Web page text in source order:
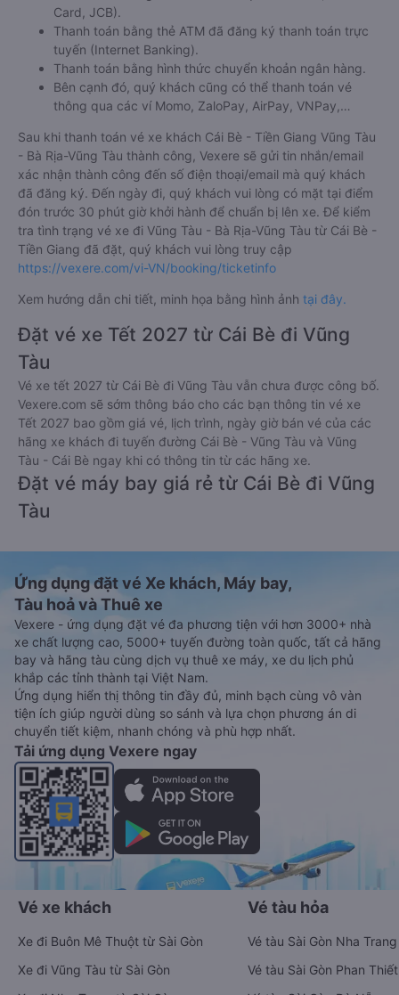
Card, JCB).
Thanh toán bằng thẻ ATM đã đăng ký thanh toán trực
tuyến (Internet Banking).
Thanh toán bằng hình thức chuyển khoản ngân hàng.
Bên cạnh đó, quý khách cũng có thể thanh toán vé
thông qua các ví Momo, ZaloPay, AirPay, VNPay,…
Sau khi thanh toán vé xe khách Cái Bè - Tiền Giang Vũng Tàu
- Bà Rịa-Vũng Tàu thành công, Vexere sẽ gửi tin nhắn/email
xác nhận thành công đến số điện thoại/email mà quý khách
đã đăng ký. Đến ngày đi, quý khách vui lòng có mặt tại điểm
đón trước 30 phút giờ khởi hành để chuẩn bị lên xe. Để kiểm
tra tình trạng vé xe đi Vũng Tàu - Bà Rịa-Vũng Tàu từ Cái Bè -
Tiền Giang đã đặt, quý khách vui lòng truy cập
https://vexere.com/vi-VN/booking/ticketinfo
Xem hướng dẫn chi tiết, minh họa bằng hình ảnh tại đây.
Đặt vé xe Tết 2027 từ Cái Bè đi Vũng
Tàu
Vé xe tết 2027 từ Cái Bè đi Vũng Tàu vẫn chưa được công bố.
Vexere.com sẽ sớm thông báo cho các bạn thông tin vé xe
Tết 2027 bao gồm giá vé, lịch trình, ngày giờ bán vé của các
hãng xe khách đi tuyến đường Cái Bè - Vũng Tàu và Vũng
Tàu - Cái Bè ngay khi có thông tin từ các hãng xe.
Đặt vé máy bay giá rẻ từ Cái Bè đi Vũng
Tàu
Ứng dụng đặt vé Xe khách, Máy bay,
Tàu hoả và Thuê xe
Vexere - ứng dụng đặt vé đa phương tiện với hơn 3000+ nhà
xe chất lượng cao, 5000+ tuyến đường toàn quốc, tất cả hãng
bay và hãng tàu cùng dịch vụ thuê xe máy, xe du lịch phủ
khắp các tỉnh thành tại Việt Nam.
Ứng dụng hiển thị thông tin đầy đủ, minh bạch cùng vô vàn
tiện ích giúp người dùng so sánh và lựa chọn phương án di
chuyển tiết kiệm, nhanh chóng và phù hợp nhất.
Tải ứng dụng Vexere ngay
Vé xe khách
Xe đi Buôn Mê Thuột từ Sài Gòn
Xe đi Vũng Tàu từ Sài Gòn
Vé tàu hỏa
Vé tàu Sài Gòn Nha Trang
Vé tàu Sài Gòn Phan Thiết